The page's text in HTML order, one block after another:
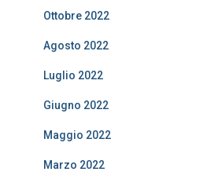
Ottobre 2022
Agosto 2022
Luglio 2022
Giugno 2022
Maggio 2022
Marzo 2022